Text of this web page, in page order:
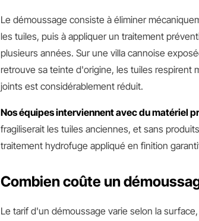
Le démoussage consiste à éliminer
les tuiles, puis à appliquer un traitement
plusieurs années. Sur une villa cannoise
retrouve sa teinte d'origine, les tuiles respirent
joints est considérablement réduit.
Nos équipes interviennent avec du matériel
fragiliserait les tuiles anciennes, et sans
traitement hydrofuge appliqué en finition
Combien coûte un
Le tarif d'un démoussage varie selon la